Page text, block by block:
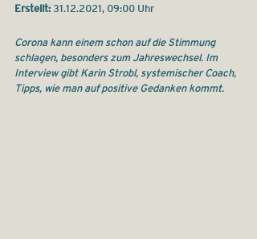
Erstellt: 31.12.2021, 09:00 Uhr
Corona kann einem schon auf die Stimmung
schlagen, besonders zum Jahreswechsel. Im
Interview gibt Karin Strobl, systemischer Coach,
Tipps, wie man auf positive Gedanken kommt.